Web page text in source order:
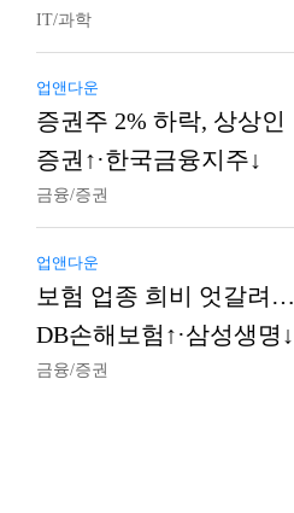
IT/과학
업앤다운
증권주 2% 하락, 상상인
증권↑·한국금융지주↓
금융/증권
업앤다운
보험 업종 희비 엇갈려…
DB손해보험↑·삼성생명↓
금융/증권